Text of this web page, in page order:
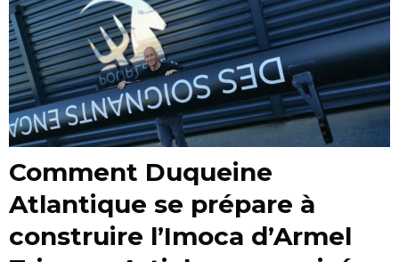
Comment Duqueine
Atlantique se prépare à
construire l’Imoca d’Armel